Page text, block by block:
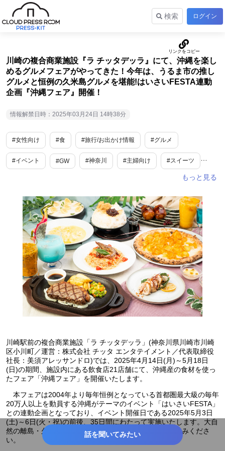
検索 ログイン
川崎の複合商業施設『ラ チッタデッラ』にて、沖縄を楽し
めるグルメフェアがやってきた！今年は、うるま市の推し
グルメと恒例の久米島グルメを堪能!はいさいFESTA連動
企画『沖縄フェア』開催！
情報解禁日時：2025年03月24日 14時38分
#女性向け #食 #旅行/お出かけ情報 #グルメ
#イベント #GW #神奈川 #主婦向け #スイーツ
川崎駅前の複合商業施設「ラ チッタデッラ」(神奈川県川崎市川崎
区小川町／運営：株式会社 チッタ エンタテイメント／代表取締役
社長：美須アレッサンドロ)では、2025年4月14日(月)～5月18日
(日)の期間、施設内にある飲食店21店舗にて、沖縄産の食材を使っ
たフェア「沖縄フェア」を開催いたします。
本フェアは2004年より毎年恒例となっている首都圏最大級の毎年
20万人以上を動員する沖縄がテーマのイベント「はいさいFESTA」
との連動企画となっており、イベント開催日である2025年5月3日
(土)～6日(火・祝)の前後、35日間にわたって実施いたします。大自
然の離島・久米島の豊かな恵みをぜひこの機会にお楽しみくださ
い。
話を聞いてみたい